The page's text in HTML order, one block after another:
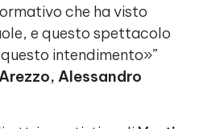
che ha visto
e questo spettacolo
intendimento»”
Alessandro